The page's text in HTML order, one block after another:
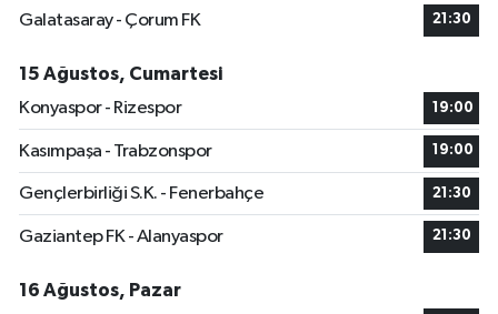
Galatasaray - Çorum FK
21:30
15 Ağustos, Cumartesi
Konyaspor - Rizespor
19:00
Kasımpaşa - Trabzonspor 19:00
Gençlerbirliği S.K. - Fenerbahçe 21:30
Gaziantep FK - Alanyaspor 21:30
16 Ağustos, Pazar